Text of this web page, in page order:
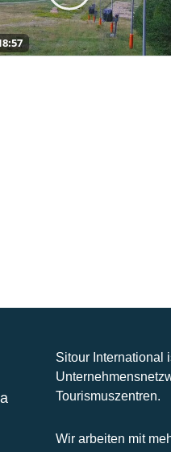
Sitour International
Tourismuszentren.
Wir arbeiten mit